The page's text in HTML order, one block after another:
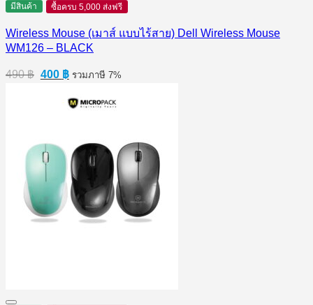
มีสินค้า ซื้อครบ 5,000 ส่งฟรี
Wireless Mouse (เมาส์ แบบไร้สาย) Dell Wireless Mouse
WM126 – BLACK
490฿ Original
price
490 ฿.
400 ฿Current
price
is:
400 ฿.
รวมภาษี 7%